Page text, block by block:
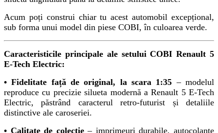
Acum poți construi chiar tu acest automobil excepțional,
sub forma unui model din piese COBI, în culoarea verde.
Caracteristicile principale ale setului COBI Renault 5
E-Tech Electric:
• Fidelitate față de original, la scara 1:35 – modelul
reproduce cu precizie silueta modernă a Renault 5 E-Tech
Electric, păstrând caracterul retro-futurist și detaliile
distinctive ale caroseriei.
• Calitate de colecție– imprimeuri durabile, autocolante